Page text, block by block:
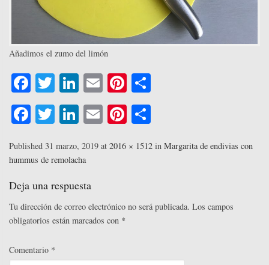
Añadimos el zumo del limón
Fa
ce
bo
ok
T
wi
tte
r
Li
nk
ed
In
E
m
ail
Pi
nt
er
es pa
Fa
bo
ok
T
tte
r
Li
ed
In
E
ail
Pi
er m
r
Published 31 marzo, 2019 at 2016 × 1512 in Margarita de endivias con
hummus de remolacha
Deja una respuesta
Tu dirección de correo electrónico no será publicada. Los campos
obligatorios están marcados con *
Comentario *